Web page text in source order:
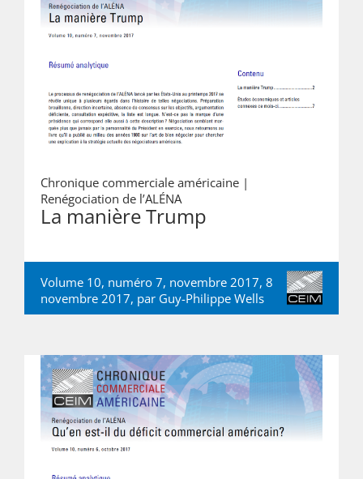
Chronique commerciale américaine |
Renégociation de l’ALÉNA
La manière Trump
Volume 10, numéro 7, novembre 2017, 8
novembre 2017, par Guy-Philippe Wells